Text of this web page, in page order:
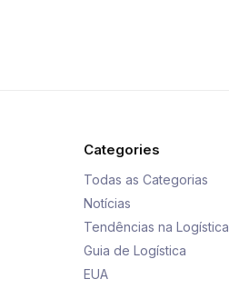
Categories
Todas as Categorias
Notícias
Tendências na Logística
Guia de Logística
EUA